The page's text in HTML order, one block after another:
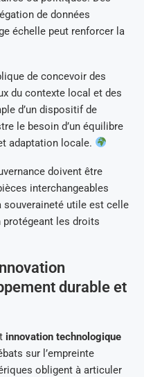
de données
échelle peut renforcer la
de concevoir des
du contexte local et des
d’un dispositif de
le besoin d’un équilibre
adaptation locale.
doivent être
interchangeables
souveraineté utile est celle
protégeant les droits
durable et
innovation technologique
sur l’empreinte
obligent à articuler